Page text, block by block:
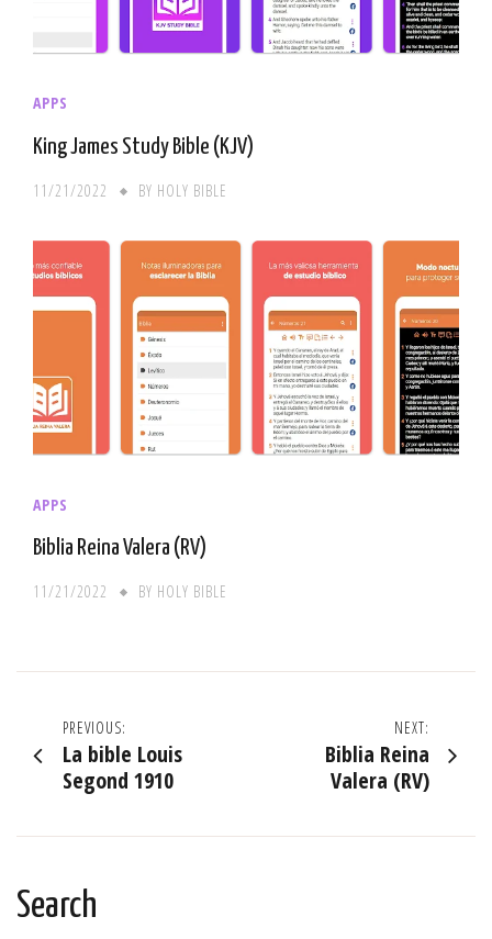
APPS
King James Study Bible (KJV)
11/21/2022 BY HOLY BIBLE
APPS
Biblia Reina Valera (RV)
11/21/2022 BY HOLY BIBLE
Post
navigation
PREVIOUS:
La bible Louis
Segond 1910
NEXT:
Biblia Reina
Valera (RV)
Search